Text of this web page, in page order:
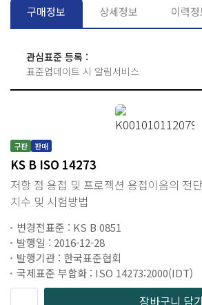
구매정보 상세정보 이력
관심표준 등록 :
표준업데이트 시 알림서비스
구판 판매
KS B ISO 14273
저항 점 용접 및 프로젝션 용접이음의 전
치수 및 시험방법
변경전표준 : KS B 0851
발행일 : 2016-12-28
발행기관 : 한국표준협회
국제표준 부합화 : ISO 14273:2000(IDT)
장바구니 담기